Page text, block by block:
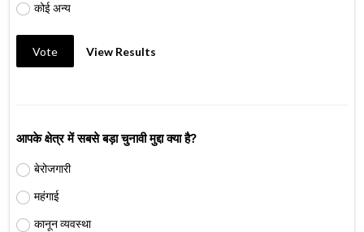
कोई अन्य
Vote View Results
आपके क्षेत्र में सबसे बड़ा चुनावी मुद्दा क्या है?
बेरोजगारी
महंगाई
कानून व्यवस्था